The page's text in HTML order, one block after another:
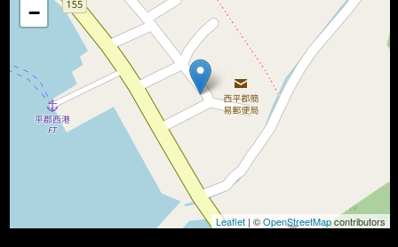
−
Leaflet | ©OpenStreetMapcontributors